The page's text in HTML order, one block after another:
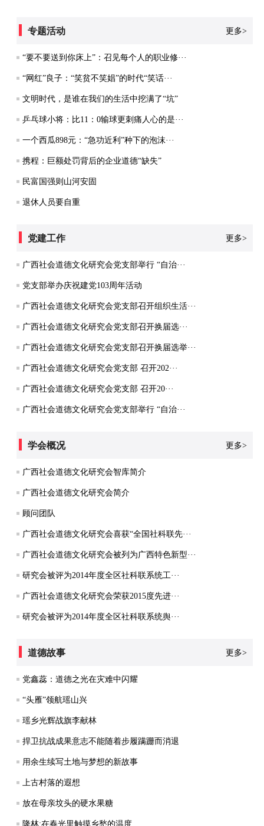
专题活动 更多>
“要不要送到你床上”：召见每个人的职业修···
“网红”良子：“笑贫不笑娼”的时代“笑话···
文明时代，是谁在我们的生活中挖满了“坑”
乒乓球小将：比11：0输球更刺痛人心的是···
一个西瓜898元：“急功近利”种下的泡沫···
携程：巨额处罚背后的企业道德“缺失”
民富国强则山河安固
退休人员要自重
党建工作 更多>
广西社会道德文化研究会党支部举行 “自治···
党支部举办庆祝建党103周年活动
广西社会道德文化研究会党支部召开组织生活···
广西社会道德文化研究会党支部召开换届选···
广西社会道德文化研究会党支部召开换届选举···
广西社会道德文化研究会党支部 召开202···
广西社会道德文化研究会党支部 召开20···
广西社会道德文化研究会党支部举行 “自治···
学会概况 更多>
广西社会道德文化研究会智库简介
广西社会道德文化研究会简介
顾问团队
广西社会道德文化研究会喜获“全国社科联先···
广西社会道德文化研究会被列为广西特色新型···
研究会被评为2014年度全区社科联系统工···
广西社会道德文化研究会荣获2015度先进···
研究会被评为2014年度全区社科联系统舆···
道德故事 更多>
党鑫蕊：道德之光在灾难中闪耀
“头雁”领航瑶山兴
瑶乡光辉战旗李献林
捍卫抗战成果意志不能随着步履蹒跚而消退
用余生续写土地与梦想的新故事
上古村落的遐想
放在母亲坟头的硬水果糖
隆林:在春光里触摸乡愁的温度